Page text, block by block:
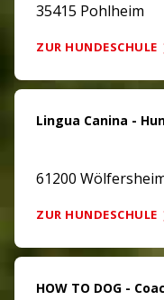
35415 Pohlheim
ZUR HUNDESCHULE
Lingua Canina -
61200
ZUR HUNDESCHULE
HOW TO DOG -